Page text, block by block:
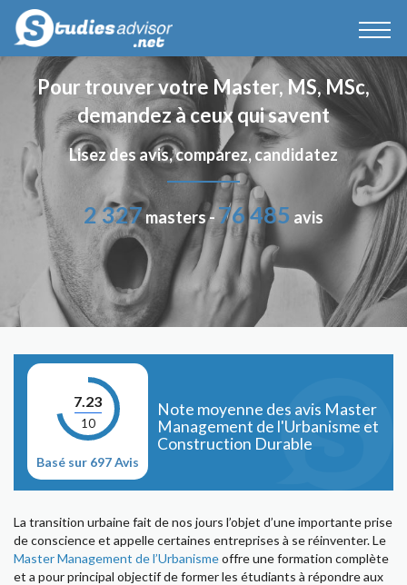
Pour trouver votre Master, MS, MSc,
demandez à ceux qui savent
Lisez des avis, comparez, candidatez
2 327masters -76 485 avis
7.23
10
Basé sur 697 Avis
Note moyenne des avis Master
Management de l'Urbanisme et
Construction Durable
La transition urbaine fait de nos jours l’objet d’une importante prise
de conscience et appelle certaines entreprises à se réinventer. Le
Master Management de l’Urbanismeoffre une formation complète
et a pour principal objectif de former les étudiants à répondre aux